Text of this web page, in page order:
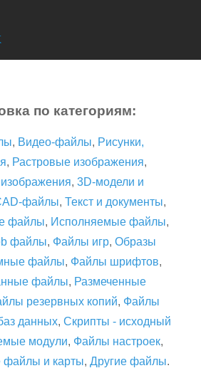
по категориям:
, Видео-файлы, Рисунки,
, Растровые изображения,
, 3D-модели и
файлы, Текст и документы,
файлы, Исполняемые файлы,
файлы, Файлы игр, Образы
файлы, Файлы шрифтов,
файлы, Размеченные
резервных копий, Файлы
данных, Скрипты - исходный
модули, Файлы настроек,
файлы и карты, Другие файлы.